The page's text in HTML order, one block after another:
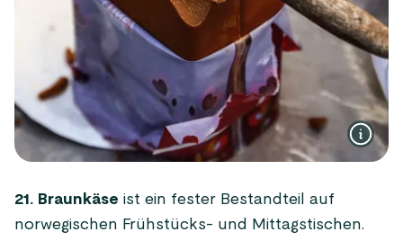
21. Braunkäse ist ein fester Bestandteil auf
norwegischen Frühstücks- und Mittagstischen.